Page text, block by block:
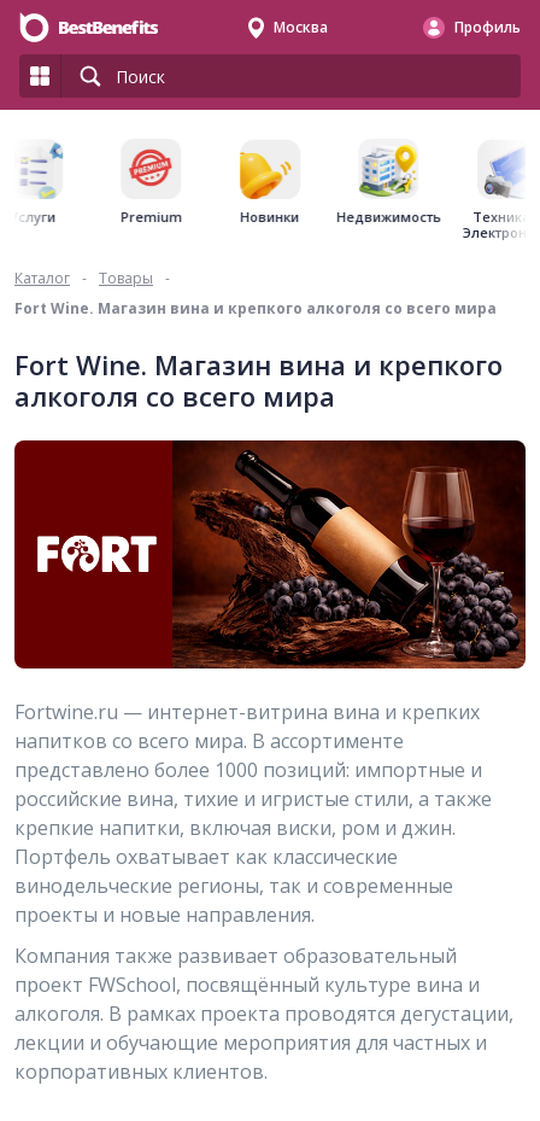
Москва Профиль
Услуги Premium Новинки Недвижимость
Техника
Каталог - Товары
-
Fort Wine. Магазин вина и крепкого алкоголя со всего мира
Fort Wine. Магазин вина и крепкого
алкоголя со всего мира
Fortwine.ru — интернет-витрина вина и крепких
напитков со всего мира. В ассортименте
представлено более 1000 позиций: импортные и
российские вина, тихие и игристые стили, а также
крепкие напитки, включая виски, ром и джин.
Портфель охватывает как классические
винодельческие регионы, так и современные
проекты и новые направления.
Компания также развивает образовательный
проект FWSchool, посвящённый культуре вина и
алкоголя. В рамках проекта проводятся дегустации,
лекции и обучающие мероприятия для частных и
корпоративных клиентов.